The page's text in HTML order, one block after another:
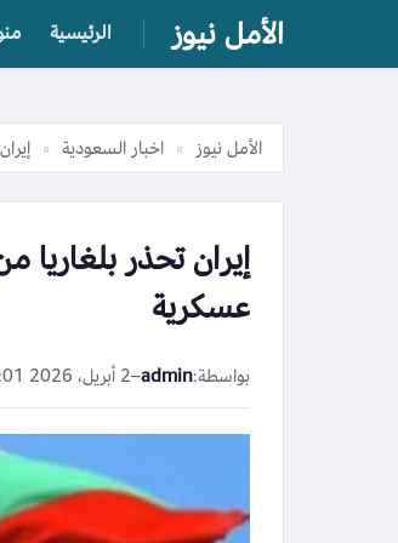
الأمل نيوز الرئيسية
الأمل نيوز » اخبار السعودية »
إيران تحذر
عسكرية
بواسطة:admin
–2 أبريل، 2026 1:01 صباحًا